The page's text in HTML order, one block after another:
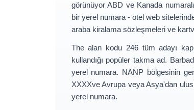
görünüyor ABD ve Kanada
bir yerel numara - otel web
araba kiralama sözleşmeleri ve
The alan kodu 246tüm adayı
kullandığı popüler takma ad.
yerel numara. NANP bölgesinin
XXXXve Avrupa veya Asya'dan
yerel numara.